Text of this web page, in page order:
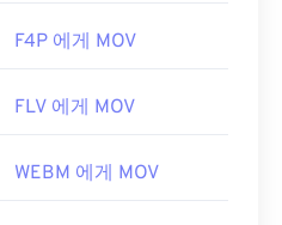
F4P 에게 MOV
FLV 에게 MOV
WEBM 에게 MOV